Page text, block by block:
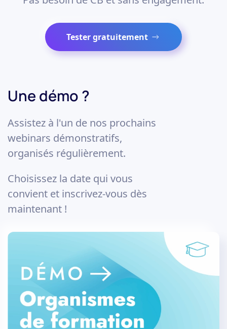
Tester gratuitement
Une démo ?
Assistez à l'un de nos prochains
webinars démonstratifs,
organisés régulièrement.
Choisissez la date qui vous
convient et inscrivez-vous dès
maintenant !